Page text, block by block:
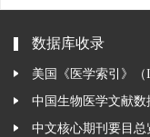
数据库收录
美国《医学索引》（
中国生物医学文献数
中文核心期刊要目总